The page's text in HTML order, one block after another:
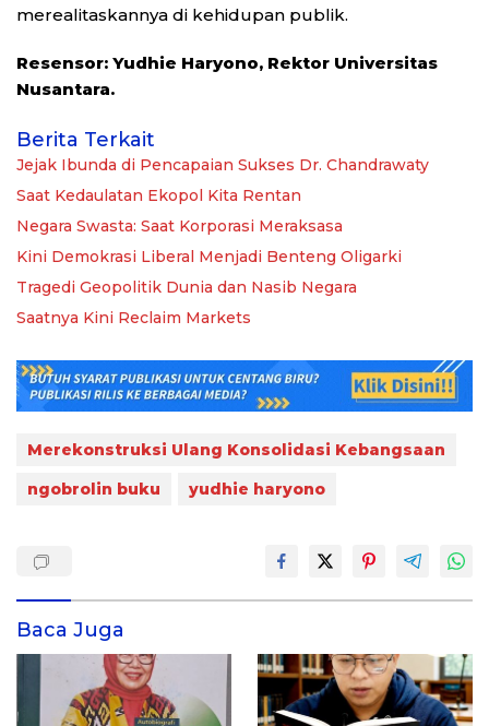
merealitaskannya di kehidupan publik.
Resensor: Yudhie Haryono, Rektor Universitas
Nusantara.
Berita Terkait
Jejak Ibunda di Pencapaian Sukses Dr. Chandrawaty
Saat Kedaulatan Ekopol Kita Rentan
Negara Swasta: Saat Korporasi Meraksasa
Kini Demokrasi Liberal Menjadi Benteng Oligarki
Tragedi Geopolitik Dunia dan Nasib Negara
Saatnya Kini Reclaim Markets
Merekonstruksi Ulang Konsolidasi Kebangsaan
ngobrolin buku
yudhie haryono
Baca Juga